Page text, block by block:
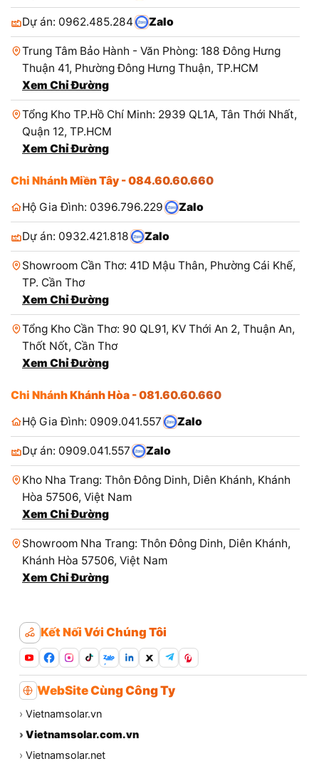
Dự án: 0962.485.284 Zalo
Trung Tâm Bảo Hành - Văn Phòng: 188 Đông Hưng
Thuận 41, Phường Đông Hưng Thuận, TP.HCM
Xem Chỉ Đường
Tổng Kho TP.Hồ Chí Minh: 2939 QL1A, Tân Thới Nhất,
Quận 12, TP.HCM
Xem Chỉ Đường
Chi Nhánh Miền Tây - 084.60.60.660
Hộ Gia Đình: 0396.796.229
Zalo
Dự án: 0932.421.818 Zalo
Showroom Cần Thơ: 41D Mậu Thân, Phường Cái Khế,
TP. Cần Thơ
Xem Chỉ Đường
Tổng Kho Cần Thơ: 90 QL91, KV Thới An 2, Thuận An,
Thốt Nốt, Cần Thơ
Xem Chỉ Đường
Chi Nhánh Khánh Hòa - 081.60.60.660
Hộ Gia Đình: 0909.041.557
Zalo
Dự án: 0909.041.557 Zalo
Kho Nha Trang: Thôn Đông Dinh, Diên Khánh, Khánh
Hòa 57506, Việt Nam
Xem Chỉ Đường
Showroom Nha Trang: Thôn Đông Dinh, Diên Khánh,
Khánh Hòa 57506, Việt Nam
Xem Chỉ Đường
Kết Nối Với Chúng Tôi
Zalo
WebSite Cùng Công Ty
› Vietnamsolar.vn
› Vietnamsolar.com.vn
› Vietnamsolar.net